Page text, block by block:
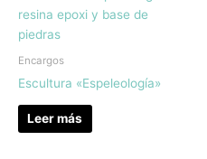
Encargos
Escultura «Espeleología»
Leer más